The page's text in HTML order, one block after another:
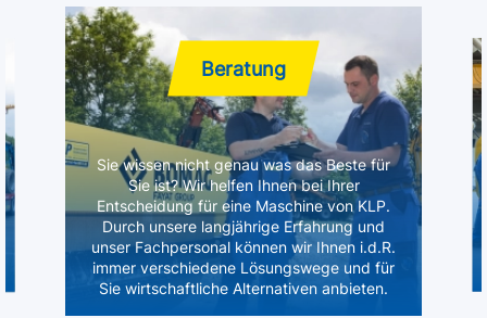
Beratung
Sie wissen nicht genau was das Beste für
Sie ist? Wir helfen Ihnen bei Ihrer
Entscheidung für eine Maschine von KLP.
Durch unsere langjährige Erfahrung und
unser Fachpersonal können wir Ihnen i.d.R.
immer verschiedene Lösungswege und für
Sie wirtschaftliche Alternativen anbieten.